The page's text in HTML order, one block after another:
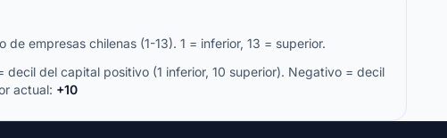
empresas chilenas (1-13). 1 = inferior, 13 = superior.
decil del capital positivo (1 inferior, 10 superior). Negativo = decil
actual: +10